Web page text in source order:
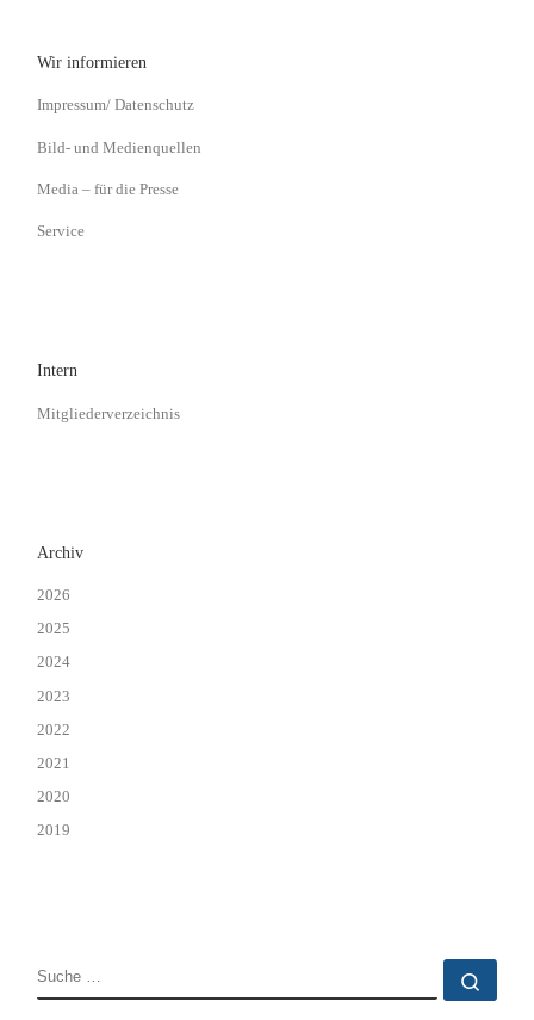
Wir informieren
Impressum/ Datenschutz
Bild- und Medienquellen
Media – für die Presse
Service
Intern
Mitgliederverzeichnis
Archiv
2026
2025
2024
2023
2022
2021
2020
2019
SUCHE